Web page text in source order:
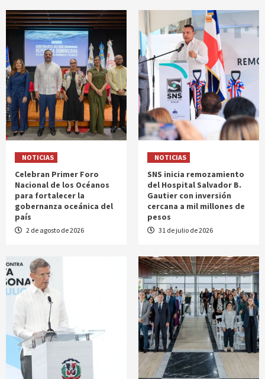
NOTICIAS
Celebran Primer Foro
Nacional de los Océanos
para fortalecer la
gobernanza oceánica del
país
2 de agosto de 2026
NOTICIAS
SNS inicia remozamiento
del Hospital Salvador B.
Gautier con inversión
cercana a mil millones de
pesos
31 de julio de 2026